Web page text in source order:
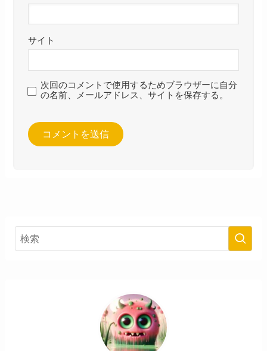
サイト
次回のコメントで使用するためブラウザーに自分
の名前、メールアドレス、サイトを保存する。